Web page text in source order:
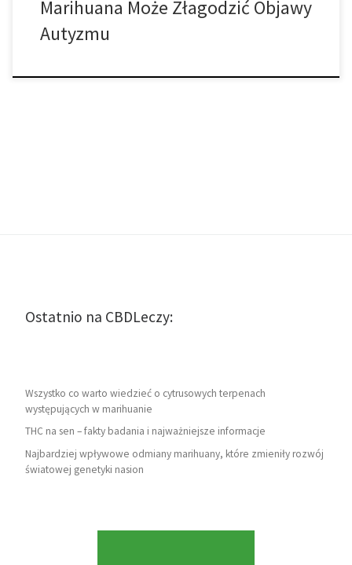
Marihuana Może Złagodzić Objawy
Autyzmu
Ostatnio na CBDLeczy:
Wszystko co warto wiedzieć o cytrusowych terpenach
występujących w marihuanie
THC na sen – fakty badania i najważniejsze informacje
Najbardziej wpływowe odmiany marihuany, które zmieniły rozwój
światowej genetyki nasion